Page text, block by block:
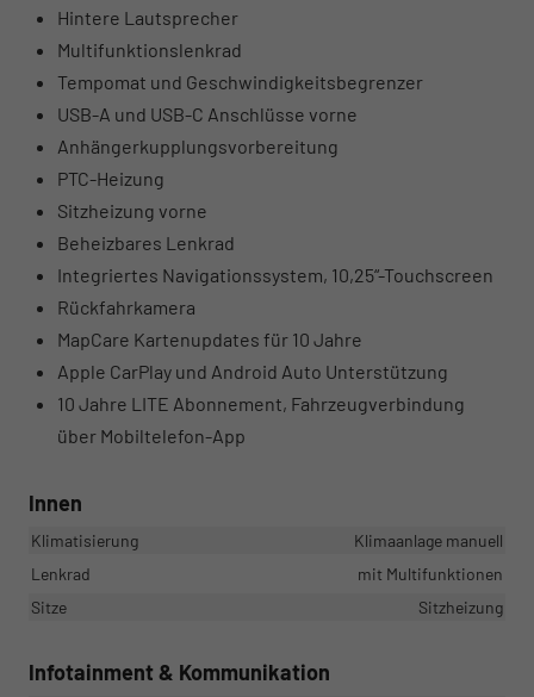
Hintere Lautsprecher
Multifunktionslenkrad
Tempomat und Geschwindigkeitsbegrenzer
USB-A und USB-C Anschlüsse vorne
Anhängerkupplungsvorbereitung
PTC-Heizung
Sitzheizung vorne
Beheizbares Lenkrad
Integriertes Navigationssystem, 10,25“-Touchscreen
Rückfahrkamera
MapCare Kartenupdates für 10 Jahre
Apple CarPlay und Android Auto Unterstützung
10 Jahre LITE Abonnement, Fahrzeugverbindung
über Mobiltelefon-App
Innen
Klimatisierung
Klimaanlage manuell
Lenkrad
mit Multifunktionen
Sitze
Sitzheizung
Infotainment & Kommunikation